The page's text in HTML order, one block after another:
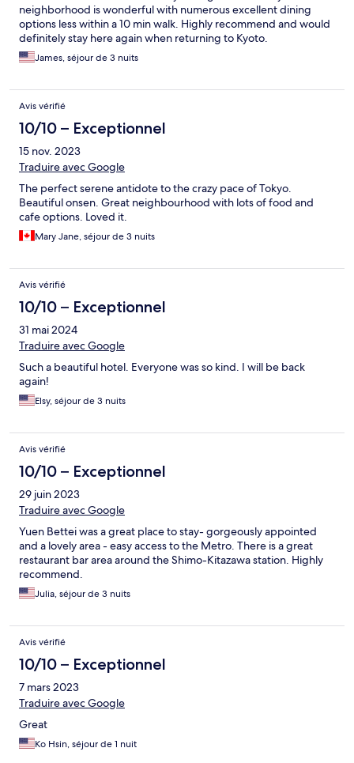
neighborhood is wonderful with numerous excellent dining
options less within a 10 min walk. Highly recommend and would
definitely stay here again when returning to Kyoto.
James, séjour de 3 nuits
Avis vérifié
10/10 – Exceptionnel
15 nov. 2023
Traduire avec Google
The perfect serene antidote to the crazy pace of Tokyo.
Beautiful onsen. Great neighbourhood with lots of food and
cafe options. Loved it.
Mary Jane, séjour de 3 nuits
Avis vérifié
10/10 – Exceptionnel
31 mai 2024
Traduire avec Google
Such a beautiful hotel. Everyone was so kind. I will be back
again!
Elsy, séjour de 3 nuits
Avis vérifié
10/10 – Exceptionnel
29 juin 2023
Traduire avec Google
Yuen Bettei was a great place to stay- gorgeously appointed
and a lovely area - easy access to the Metro. There is a great
restaurant bar area around the Shimo-Kitazawa station. Highly
recommend.
Julia, séjour de 3 nuits
Avis vérifié
10/10 – Exceptionnel
7 mars 2023
Traduire avec Google
Great
Ko Hsin, séjour de 1 nuit